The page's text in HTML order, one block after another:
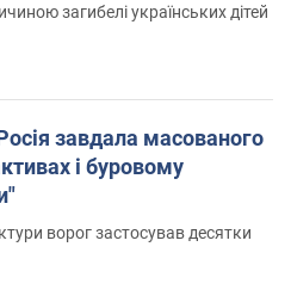
загибелі українських дітей
завдала масованого
і буровому
ворог застосував десятки